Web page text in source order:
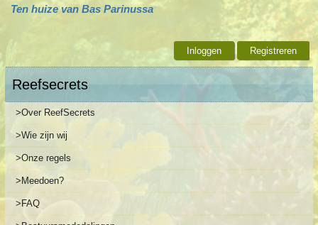
Ten huize van Bas Parinussa
Inloggen Registreren
Reefsecrets
>Over ReefSecrets
>Wie zijn wij
>Onze regels
>Meedoen?
>FAQ